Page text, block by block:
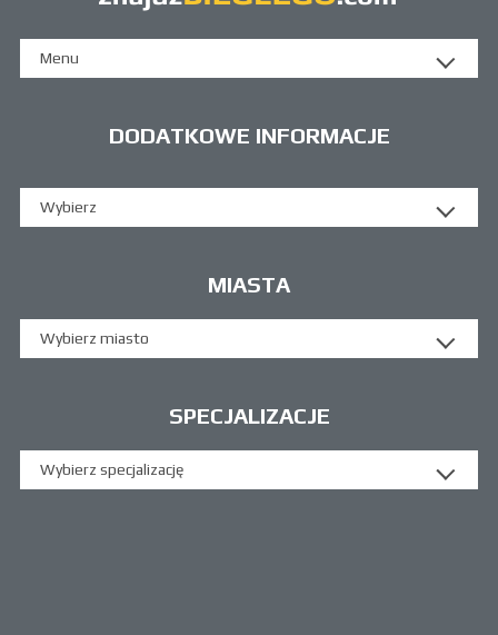
Menu
DODATKOWE INFORMACJE
Wybierz
MIASTA
Wybierz miasto
SPECJALIZACJE
Wybierz specjalizację